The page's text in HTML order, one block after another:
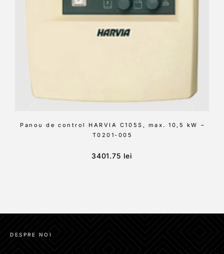
Panou de control HARVIA C105S, max. 10,5 kW –
T0201-005
3401.75 lei
DESPRE NOI